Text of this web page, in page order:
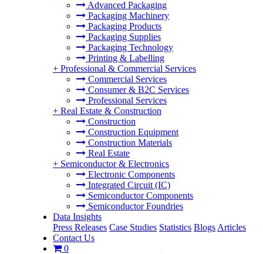
Advanced Packaging
Packaging Machinery
Packaging Products
Packaging Supplies
Packaging Technology
Printing & Labelling
+ Professional & Commercial Services
Commercial Services
Consumer & B2C Services
Professional Services
+ Real Estate & Construction
Construction
Construction Equipment
Construction Materials
Real Estate
+ Semiconductor & Electronics
Electronic Components
Integrated Circuit (IC)
Semiconductor Components
Semiconductor Foundries
Data Insights
Press Releases Case Studies Statistics Blogs Articles
Contact Us
0